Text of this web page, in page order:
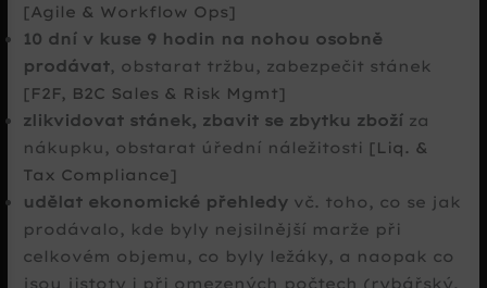
[Agile & Workflow Ops]
10 dní v kuse 9 hodin na nohou osobně
prodávat, obstarat tržbu, zabezpečit stánek
[F2F, B2C Sales & Risk Mgmt]
zlikvidovat stánek, zbavit se zbytku zboží za
nákupku, obstarat úřední náležitosti [Liq. &
Tax Compliance]
udělat ekonomické přehledy vč. toho, co se jak
prodávalo, kde byly nejsilnější marže při
celkovém objemu, co byly ležáky, a naopak co
jsou jistoty i při omezených počtech (rybářský,